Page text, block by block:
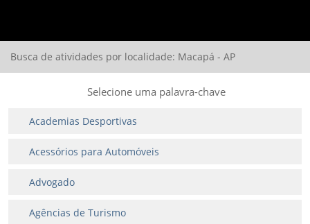
Busca de atividades por localidade: Macapá - AP
Selecione uma palavra-chave
Academias Desportivas
Acessórios para Automóveis
Advogado
Agências de Turismo